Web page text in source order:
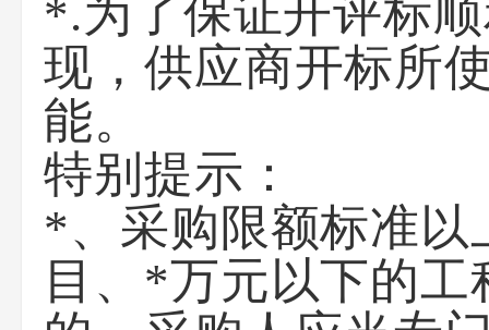
*.为了保证开评标
现，供应商开标所
能。
特别提示：
*、采购限额标准
目、*万元以下的